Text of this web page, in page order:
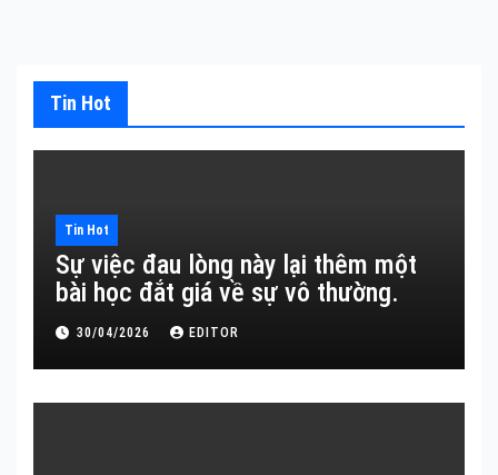
Tin Hot
Tin Hot
Sự việc đau lòng này lại thêm một
bài học đắt giá về sự vô thường.
30/04/2026 EDITOR